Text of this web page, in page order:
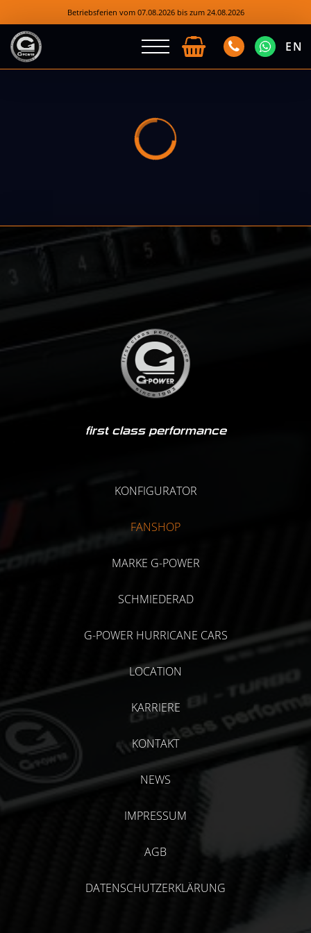
Betriebsferien vom 07.08.2026 bis zum 24.08.2026
EN
first class performance
KONFIGURATOR
FANSHOP
MARKE G-POWER
SCHMIEDERAD
G-POWER HURRICANE CARS
LOCATION
KARRIERE
KONTAKT
NEWS
IMPRESSUM
AGB
DATENSCHUTZERKLÄRUNG